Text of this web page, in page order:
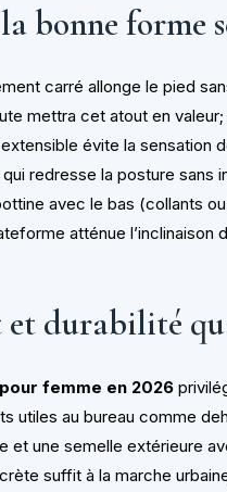
bonne forme
carré allonge le pied
mettra cet atout en
évite la sensation
qui redresse la posture sans
avec le bas (collants
atténue l’inclinaison
durabilité
femme en 2026
utiles au bureau comme
et une semelle extérieure
suffit à la marche